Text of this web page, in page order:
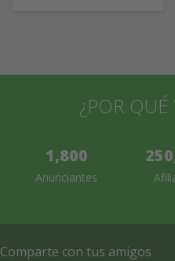
¿POR QUÉ
1,800
Anunciantes
Comparte con tus amigos